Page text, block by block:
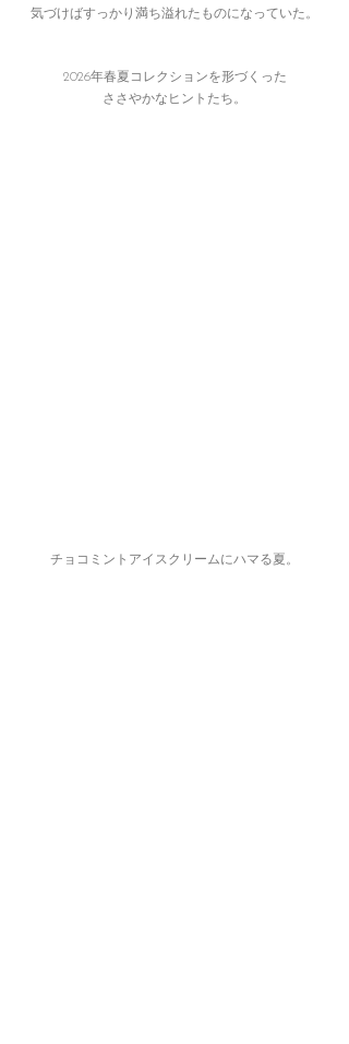
気づけばすっかり満ち溢れたものになっていた。
2026年春夏コレクションを形づくった
ささやかなヒントたち。
チョコミントアイスクリームにハマる夏。